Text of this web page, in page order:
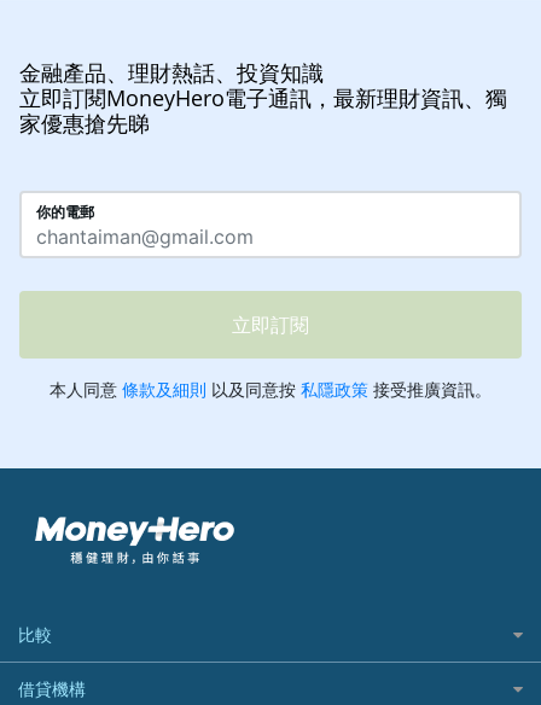
金融產品、理財熱話、投資知識
立即訂閱MoneyHero電子通訊，最新理財資訊、獨
家優惠搶先睇
比較
私人貸款比較
借貸機構